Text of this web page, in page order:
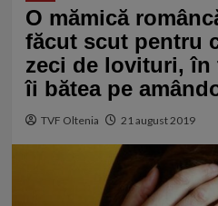
O mămică
făcut scut pentru
zeci de lovituri, în
îi bătea pe
TVF Oltenia 21 august 2019